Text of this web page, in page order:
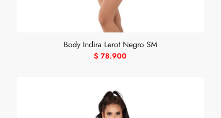
Body Indira Lerot Negro SM
$ 78.900